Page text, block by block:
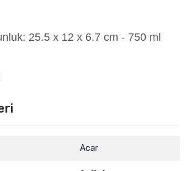
25.5 x 12 x 6.7 cm - 750 ml
Acar